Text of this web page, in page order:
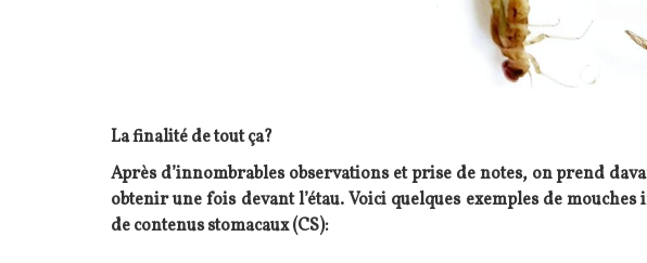
La finalité de tout ça?
Après d’innombrables observations et prise de notes, on prend
obtenir une fois devant l’étau. Voici quelques exemples de
de contenus stomacaux (CS):